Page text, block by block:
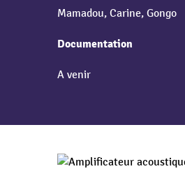
Mamadou, Carine, Gongo
Documentation
A venir